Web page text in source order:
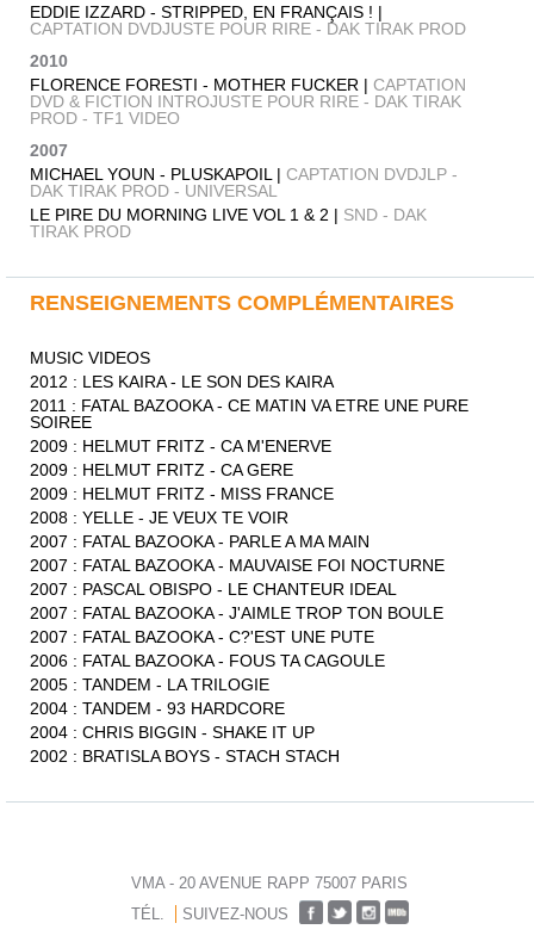
EDDIE IZZARD - STRIPPED, EN FRANÇAIS ! |
CAPTATION DVDJUSTE POUR RIRE - DAK TIRAK PROD
2010
FLORENCE FORESTI - MOTHER FUCKER | CAPTATION
DVD & FICTION INTROJUSTE POUR RIRE - DAK TIRAK
PROD - TF1 VIDEO
2007
MICHAEL YOUN - PLUSKAPOIL | CAPTATION DVDJLP -
DAK TIRAK PROD - UNIVERSAL
LE PIRE DU MORNING LIVE VOL 1 & 2 | SND - DAK
TIRAK PROD
RENSEIGNEMENTS COMPLÉMENTAIRES
MUSIC VIDEOS
2012 : LES KAIRA - LE SON DES KAIRA
2011 : FATAL BAZOOKA - CE MATIN VA ETRE UNE PURE
SOIREE
2009 : HELMUT FRITZ - CA M'ENERVE
2009 : HELMUT FRITZ - CA GERE
2009 : HELMUT FRITZ - MISS FRANCE
2008 : YELLE - JE VEUX TE VOIR
2007 : FATAL BAZOOKA - PARLE A MA MAIN
2007 : FATAL BAZOOKA - MAUVAISE FOI NOCTURNE
2007 : PASCAL OBISPO - LE CHANTEUR IDEAL
2007 : FATAL BAZOOKA - J'AIMLE TROP TON BOULE
2007 : FATAL BAZOOKA - C?'EST UNE PUTE
2006 : FATAL BAZOOKA - FOUS TA CAGOULE
2005 : TANDEM - LA TRILOGIE
2004 : TANDEM - 93 HARDCORE
2004 : CHRIS BIGGIN - SHAKE IT UP
2002 : BRATISLA BOYS - STACH STACH
VMA - 20 AVENUE RAPP 75007 PARIS
TÉL.
SUIVEZ-NOUS